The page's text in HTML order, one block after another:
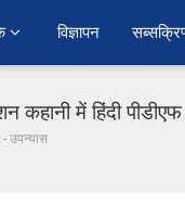
विज्ञापन
में हिंदी पीडीएफ
उपन्यास